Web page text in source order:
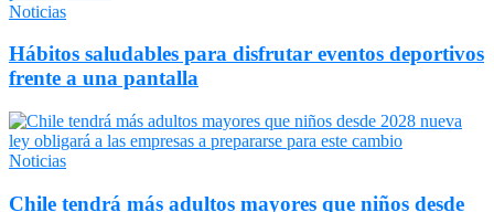
Noticias
Hábitos saludables para disfrutar eventos deportivos
frente a una pantalla
Noticias
Chile tendrá más adultos mayores que niños desde